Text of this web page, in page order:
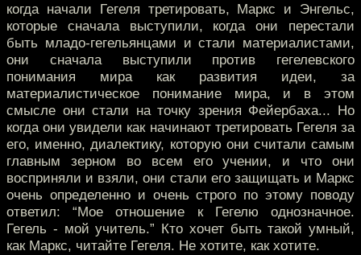
когда начали Гегеля третировать, Маркс и Энгельс,
которые сначала выступили, когда они перестали
быть младо-гегельянцами и стали материалистами,
они сначала выступили против гегелевского
понимания мира как развития идеи, за
материалистическое понимание мира, и в этом
смысле они стали на точку зрения Фейербаха... Но
когда они увидели как начинают третировать Гегеля за
его, именно, диалектику, которую они считали самым
главным зерном во всем его учении, и что они
восприняли и взяли, они стали его защищать и Маркс
очень определенно и очень строго по этому поводу
ответил: “Мое отношение к Гегелю однозначное.
Гегель - мой учитель.” Кто хочет быть такой умный,
как Маркс, читайте Гегеля. Не хотите, как хотите.